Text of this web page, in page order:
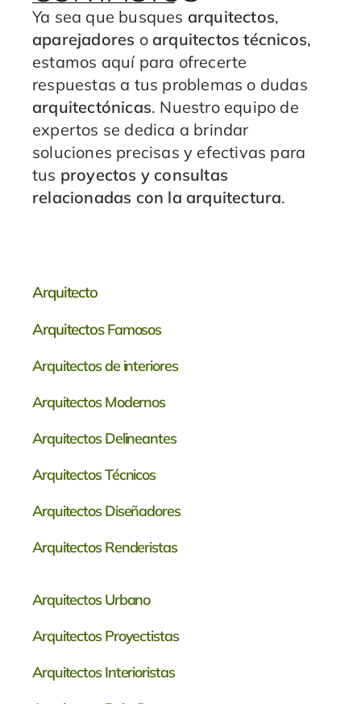
Ya sea que busques arquitectos,
aparejadores o arquitectos técnicos,
estamos aquí para ofrecerte
respuestas a tus problemas o dudas
arquitectónicas. Nuestro equipo de
expertos se dedica a brindar
soluciones precisas y efectivas para
tus proyectos y consultas
relacionadas con la arquitectura.
Arquitecto
ArquitectosFamosos
Arquitectos de interiores
Arquitectos Modernos
Arquitectos Delineantes
Arquitectos Técnicos
Arquitectos Diseñadores
Arquitectos Renderistas
Arquitectos Urbano
Arquitectos Proyectistas
Arquitectos Interioristas